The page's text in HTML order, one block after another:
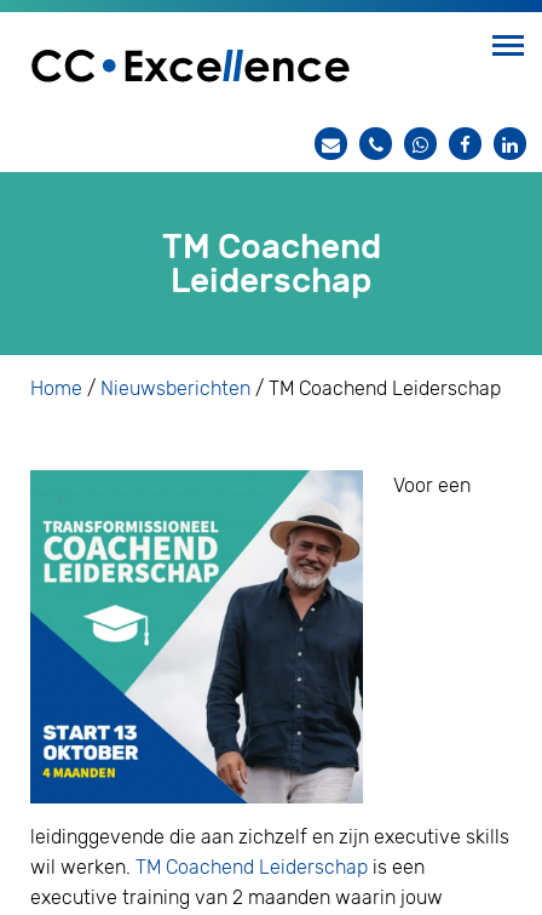
TM Coachend
Leiderschap
Home / Nieuwsberichten / TM Coachend Leiderschap
Voor een
leidinggevende die aan zichzelf en zijn executive skills
wil werken. TM Coachend Leiderschap is een
executive training van 2 maanden waarin jouw